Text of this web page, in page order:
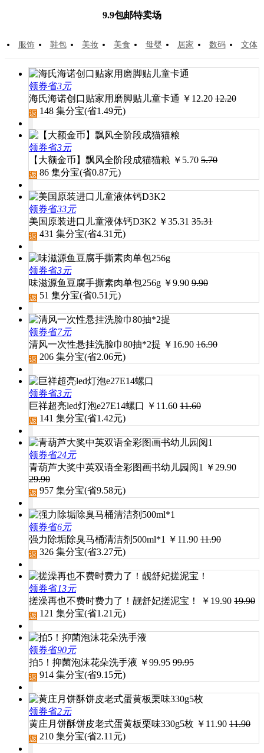
9.9包邮特卖场
服饰 鞋包 美妆 美食 母婴 居家 数码 文体
领券省3元
海氏海诺创口贴家用磨脚贴儿童卡通 ￥ 12.20 12.20
148 集分宝(省1.49元)
领券省3元
【大额金币】飘风全阶段成猫猫粮 ￥ 5.70 5.70
86 集分宝(省0.87元)
领券省33元
美国原装进口儿童液体钙D3K2 ￥35.31 35.31
431 集分宝(省4.31 元)
领券省3元
味滋源鱼豆腐手撕素肉单包256g ￥9.90 9.90
51 集分宝(省0.51 元)
领券省7元
清风一次性悬挂洗脸巾80抽*2提 ￥ 16.90 16.90
206 集分宝(省2.06元)
领券省3元
巨祥超亮led灯泡e27E14螺口 ￥ 11.60 11.60
141 集分宝(省1.42元)
领券省24元
青葫芦大奖中英双语全彩图画书幼儿园阅1
￥ 29.90
29.90
957 集分宝(省9.58元)
领券省6元
强力除垢除臭马桶清洁剂500ml*1
￥ 11.90 11.90
326 集分宝(省3.27元)
领券省13元
搓澡再也不费时费力了！靓舒妃搓泥宝！
￥ 19.90 19.90
121 集分宝(省1.21 元)
领券省90元
拍5！抑菌泡沫花朵洗手液 ￥99.95 99.95
914 集分宝(省9.15元)
领券省2元
黄庄月饼酥饼皮老式蛋黄板栗味330g5枚 ￥ 11.90 11.90
210 集分宝(省2.11 元)